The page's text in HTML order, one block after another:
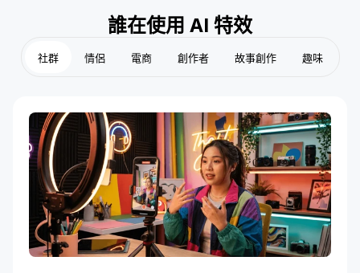
誰在使用 AI 特效
社群 情侶 電商 創作者 故事創作 趣味